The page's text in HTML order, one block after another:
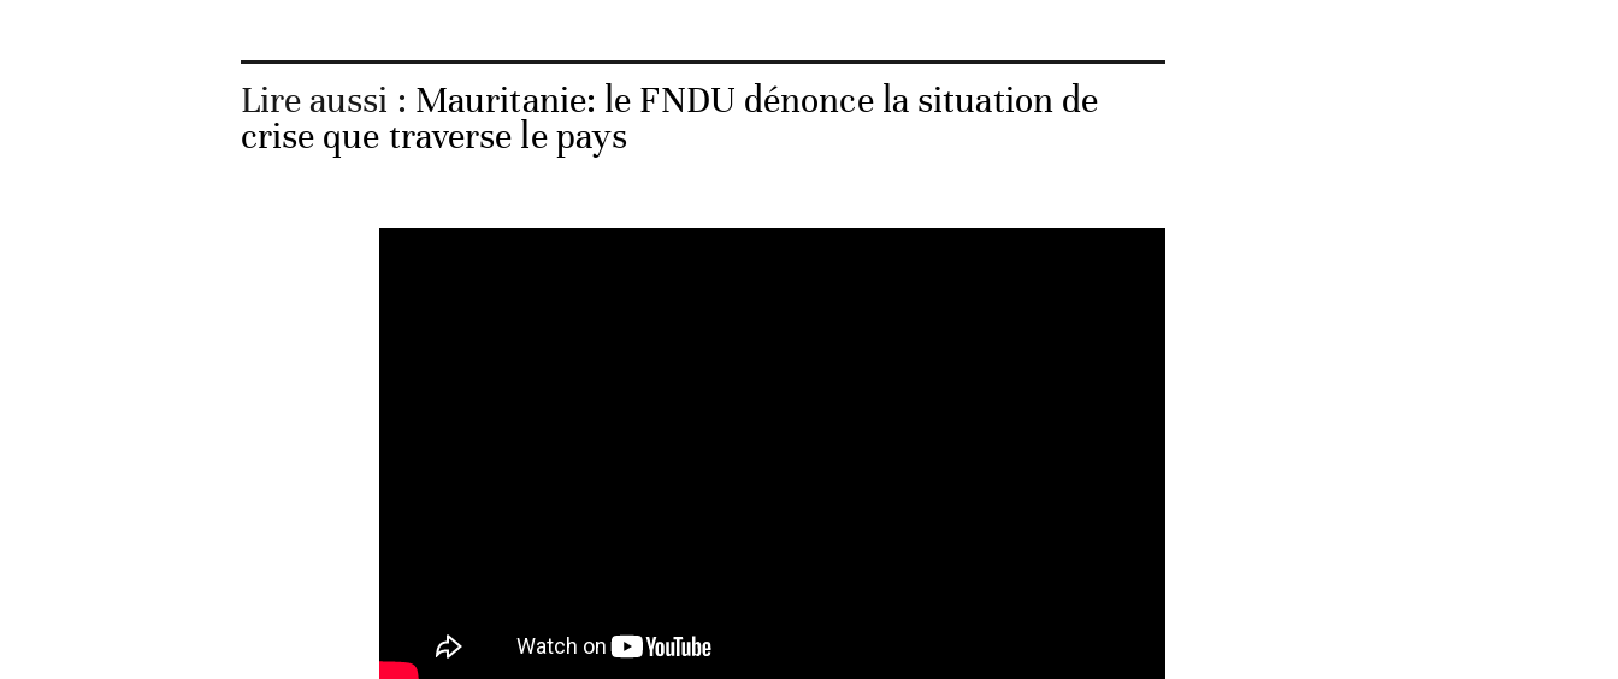
Lire aussi : Mauritanie: le FNDU dénonce la situation de
crise que traverse le pays